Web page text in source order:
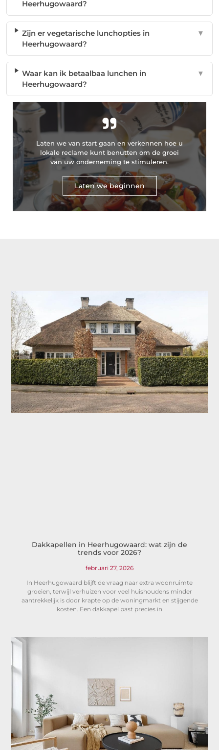
Heerhugowaard?
Zijn er vegetarische lunchopties in
Heerhugowaard?
▼
Waar kan ik betaalbaa lunchen in
Heerhugowaard?
▼
"
Laten we van start gaan en verkennen hoe u
lokale reclame kunt benutten om de groei
van uw onderneming te stimuleren.
Laten we beginnen
Dakkapellen in Heerhugowaard: wat zijn de
trends voor 2026?
februari 27, 2026
In Heerhugowaard blijft de vraag naar extra woonruimte
groeien, terwijl verhuizen voor veel huishoudens minder
aantrekkelijk is door krapte op de woningmarkt en stijgende
kosten. Een dakkapel past precies in